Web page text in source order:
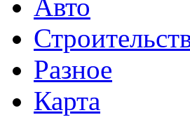
Авто
Разное
Карта